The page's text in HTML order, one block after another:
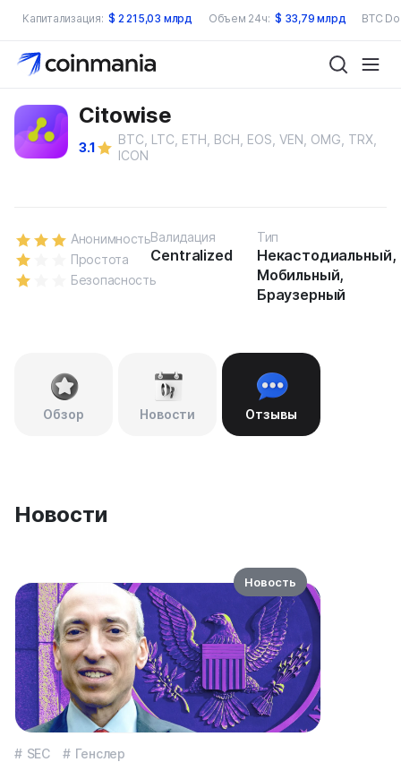
Капитализация: $ 2 215,03 млрд Объем 24ч: $ 33,79 млрд BTC
Citowise
3.1
BTC, LTC, ETH, BCH, EOS, VEN, OMG, TRX,
ICON
Анонимность
Простота
Безопасность
Валидация
Centralized
Тип
Некастодиальный,
Мобильный,
Браузерный
Обзор Новости Отзывы
Новости
SEC Генслер
Новость